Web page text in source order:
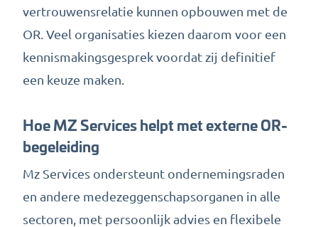
vertrouwensrelatie kunnen opbouwen met de
OR. Veel organisaties kiezen daarom voor een
kennismakingsgesprek voordat zij definitief
een keuze maken.
Hoe MZ Services helpt met externe OR-
begeleiding
Mz Services ondersteunt ondernemingsraden
en andere medezeggenschapsorganen in alle
sectoren, met persoonlijk advies en flexibele